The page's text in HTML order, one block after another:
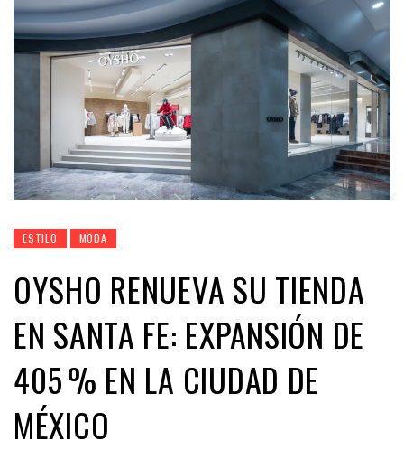
ESTILO MODA
OYSHO RENUEVA SU TIENDA
EN SANTA FE: EXPANSIÓN DE
405 % EN LA CIUDAD DE
MÉXICO